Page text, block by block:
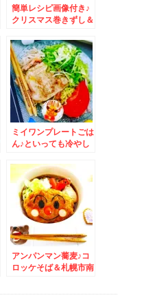
簡単レシピ画像付き♪
クリスマス巻きずし＆
友人とまったりお寿司
♪「鮨やましろ」さん
ミイワンプレートごは
ん♪といっても冷やし
は札幌老舗塩ホルモン
で有名な「北光園」さ
んで♪
アンパンマン蕎麦♪コ
ロッケそば＆札幌市南